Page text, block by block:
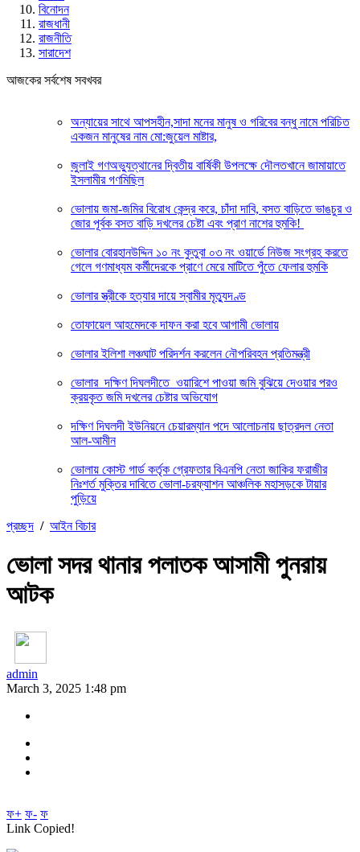
বিনোদন
রাজধানী
রাজনীতি
সারাদেশ
আজকের সর্বশেষ সবখবর
অন্যায়ের সাথে আপসহীন,সাদা মনের মানুষ ও গরিবের বন্ধু নামে পরিচিত
একজন মানুষের নাম মো:জুয়েল মাষ্টার,
জুলাই গণঅভ্যুত্থানের দ্বিতীয় বার্ষিকী উপলক্ষে দৌলতখানে জামায়াতে
ইসলামীর গণমিছিল
ভোলায় জমা-জমির বিরোধ কেন্দ্র করে, চাঁদা দাবি, বসত বাড়িতে ভাঙচুর ও
জোর পূর্বক বসত বাড়ি দখলের চেষ্টা এবং প্রাণ নাশের হুমকি! ‎
ভোলার বোরহানউদ্দিন ১০ নং কুতুবা ০৩ নং ওয়ার্ডে নিউজ সংগ্রহ করতে
গেলে গণমাধ্যম কর্মীদেরকে প্রাণে মেরে মাটিতে পুঁতে ফেলার হুমকি
ভোলার স্ত্রীকে হত্যার দায়ে স্বামীর মৃত্যুদণ্ড
তোফায়েল আহমেদকে দাফন করা হবে আগামী ভোলায়
ভোলার ইলিশা লঞ্চঘাট পরিদর্শন করলেন নৌপরিবহন প্রতিমন্ত্রী
ভোলার দক্ষিণ দিঘলদীতে ওয়ারিশে পাওয়া জমি বুঝিয়ে দেওয়ার পরও
ক্রয়কৃত জমি দখলের চেষ্টার অভিযোগ
দক্ষিণ দিঘলদী ইউনিয়নে চেয়ারম্যান পদে আলোচনায় ছাত্রদল নেতা
আল-আমীন
ভোলায় কোস্ট গার্ড কর্তৃক গ্রেফতার বিএনপি নেতা জাকির ফরাজীর
নিঃশর্ত মুক্তির দাবিতে ভোলা-চরফ্যাশন আঞ্চলিক মহাসড়কে টায়ার
পুড়িয়ে
প্রচ্ছদ / আইন বিচার
ভোলা সদর থানার পলাতক আসামী পুনরায়
আটক
admin
March 3, 2025 1:48 pm
ফ+ ফ- ফ
Link Copied!